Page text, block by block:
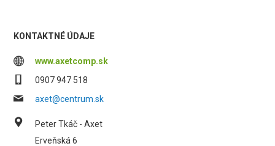
KONTAKTNÉ ÚDAJE
www.axetcomp.sk
0907 947 518
axet@centrum.sk
Peter Tkáč - Axet
Erveňská 6